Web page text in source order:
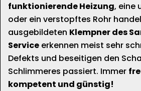
funktionierende Heizung, eine
oder ein verstopftes Rohr
ausgebildeten Klempner des
Service erkennen meist sehr
Defekts und beseitigen den
Schlimmeres passiert. Immer
kompetent und günstig!